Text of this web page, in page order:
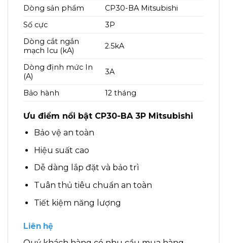
Dòng sản phẩm
CP30-BA Mitsubishi
Số cực
3P
Dòng cắt ngắn
mạch Icu (kA)
2.5kA
Dòng định mức In
(A)
3A
Bảo hành 12 tháng
Ưu điểm nổi bật CP30-BA 3P Mitsubishi
Bảo vệ an toàn
Hiệu suất cao
Dễ dàng lắp đặt và bảo trì
Tuân thủ tiêu chuẩn an toàn
Tiết kiệm năng lượng
Liên hệ